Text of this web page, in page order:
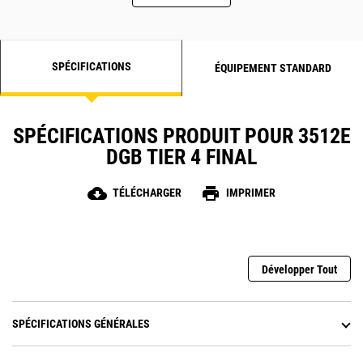
SPÉCIFICATIONS ÉQUIPEMENT STANDARD
SPÉCIFICATIONS PRODUIT POUR 3512E
DGB TIER 4 FINAL
cloud_download TÉLÉCHARGER print IMPRIMER
Développer Tout
SPÉCIFICATIONS GÉNÉRALES